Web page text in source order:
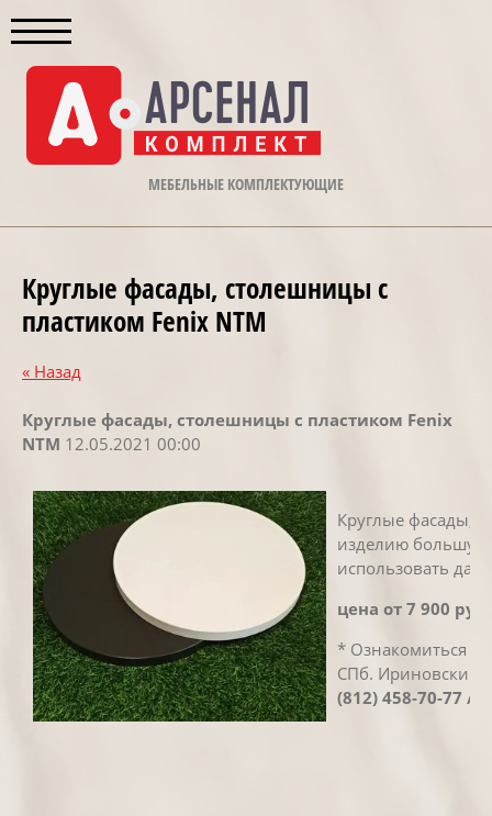
МЕБЕЛЬНЫЕ КОМПЛЕКТУЮЩИЕ
Круглые фасады, столешницы с
пластиком Fenix NTM
« Назад
Круглые фасады, столешницы с пластиком Fenix
NTM 12.05.2021 00:00
Круглые фасады,
изделию большую
использовать
цена от 7 900
* Ознакомиться с
СПб. Ириновский
(812) 458-70-77 /